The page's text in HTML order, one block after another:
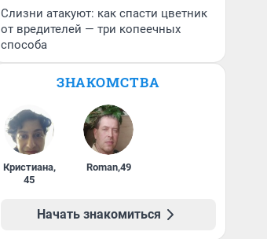
Слизни атакуют: как спасти цветник
от вредителей — три копеечных
способа
ЗНАКОМСТВА
Кристиана,
45
Roman,49
Начать знакомиться